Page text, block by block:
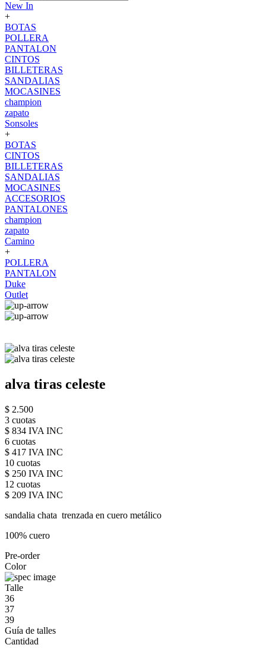
New In
+
BOTAS
POLLERA
PANTALON
CINTOS
BILLETERAS
SANDALIAS
MOCASINES
champion
zapato
Sonsoles
+
BOTAS
CINTOS
BILLETERAS
SANDALIAS
MOCASINES
ACCESORIOS
PANTALONES
champion
zapato
Camino
+
POLLERA
PANTALON
Duke
Outlet
alva tiras celeste
$ 2.500
3 cuotas
$ 834 IVA INC
6 cuotas
$ 417 IVA INC
10 cuotas
$ 250 IVA INC
12 cuotas
$ 209 IVA INC
sandalia chata trenzada en cuero metálico
100% cuero
Pre-order
Color
Talle
36
37
39
Guía de talles
Cantidad